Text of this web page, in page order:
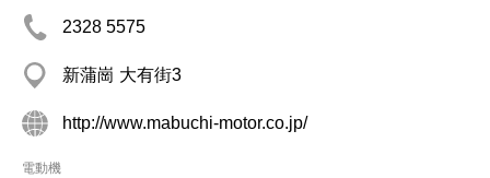
2328 5575
新蒲崗 大有街3
http://www.mabuchi-motor.co.jp/
電動機